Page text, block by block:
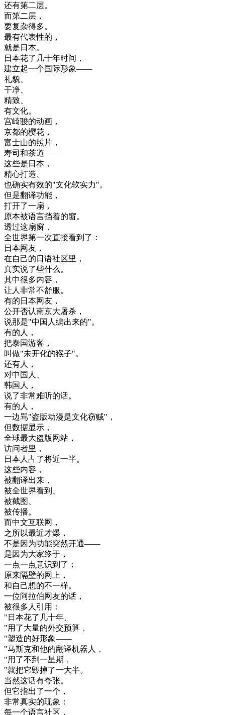
还有第二层。
而第二层 ，
要复杂得多。
最有代表性的 ，
就是 日本。
日本花了 几十年时间 ，
建立起一个国际形象——
礼貌、
干净、
精致、
有文化。
宫崎骏的动画 ，
京都的樱花 ，
富士山的照片 ，
寿司 和茶道——
这些是 日本 ，
精心打造、
也确实有效的"文化软实力"。
但是翻译功能 ，
打开了一扇 ，
原本被语言挡着的窗。
透过这扇窗 ，
全世界第一次直接看到 了 ：
日本网友 ，
在自己的 日语社区里 ，
真实说了些什么。
其中很多内容 ，
让人非常不舒服。
有的 日本网友 ，
公开否认南京大屠杀 ，
说那是"中国人编出来的"。
有的人 ，
把泰国游客 ，
叫做"未开化的猴子"。
还有人 ，
对中国人 、
韩国 人 ，
说了非常难听的话。
有的人 ，
一边骂"盗版动漫是文化窃贼" ，
但数据显示 ，
全球最大盗版 网站 ，
访问者里 ，
日本人占了将近一半。
这些内容 ，
被翻译出来 ，
被全世界看到 、
被截图 、
被传播。
而中文互联网 ，
之所以最近才爆 ，
不是因为功能突然开通——
是因为大家终于 ，
一点一点意识到了 ：
原来隔壁的网上 ，
和自己想的不一样。
一位阿拉伯网友的话 ，
被很多人引用 ：
" 日本花了 几十年、
"用 了大量的外交预算 ，
"塑造的好形象——
"马斯克和他的翻译机器人 ，
"用 了不到 一星期 ，
"就把它毁掉了一大半。
当然这话有夸张。
但它指出了一个 ，
非常真实的现象 ：
每一个语言社区 ，